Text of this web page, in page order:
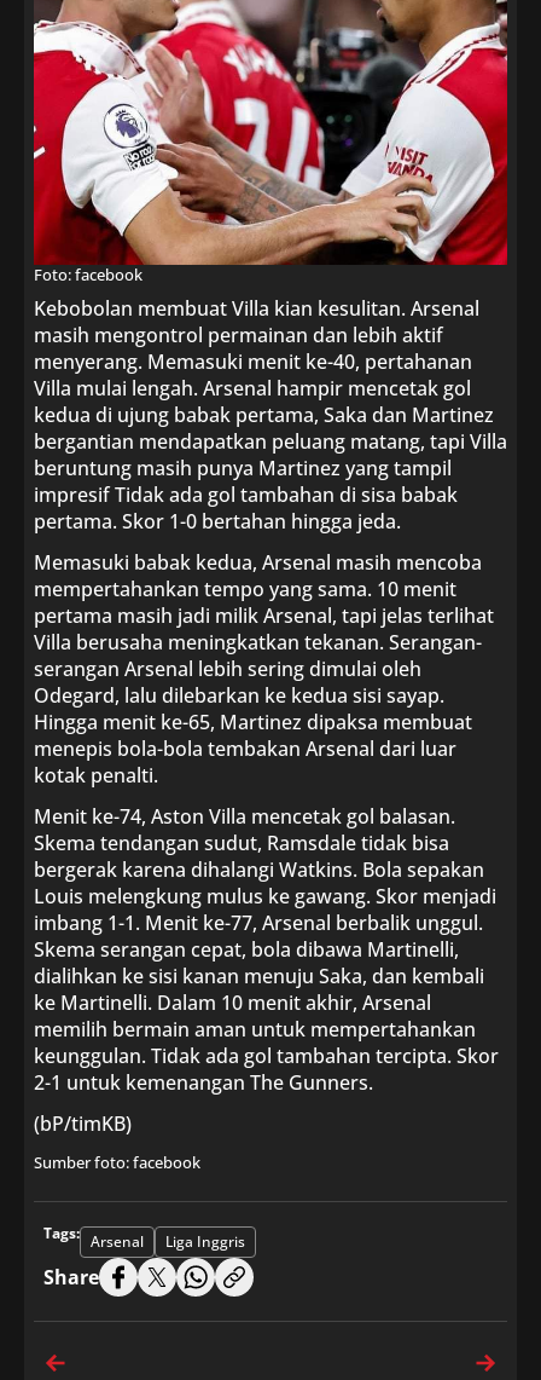
Foto: facebook
Kebobolan membuat Villa kian kesulitan. Arsenal
masih mengontrol permainan dan lebih aktif
menyerang. Memasuki menit ke-40, pertahanan
Villa mulai lengah. Arsenal hampir mencetak gol
kedua di ujung babak pertama, Saka dan Martinez
bergantian mendapatkan peluang matang, tapi Villa
beruntung masih punya Martinez yang tampil
impresif Tidak ada gol tambahan di sisa babak
pertama. Skor 1-0 bertahan hingga jeda.
Memasuki babak kedua, Arsenal masih mencoba
mempertahankan tempo yang sama. 10 menit
pertama masih jadi milik Arsenal, tapi jelas terlihat
Villa berusaha meningkatkan tekanan. Serangan-
serangan Arsenal lebih sering dimulai oleh
Odegard, lalu dilebarkan ke kedua sisi sayap.
Hingga menit ke-65, Martinez dipaksa membuat
menepis bola-bola tembakan Arsenal dari luar
kotak penalti.
Menit ke-74, Aston Villa mencetak gol balasan.
Skema tendangan sudut, Ramsdale tidak bisa
bergerak karena dihalangi Watkins. Bola sepakan
Louis melengkung mulus ke gawang. Skor menjadi
imbang 1-1. Menit ke-77, Arsenal berbalik unggul.
Skema serangan cepat, bola dibawa Martinelli,
dialihkan ke sisi kanan menuju Saka, dan kembali
ke Martinelli. Dalam 10 menit akhir, Arsenal
memilih bermain aman untuk mempertahankan
keunggulan. Tidak ada gol tambahan tercipta. Skor
2-1 untuk kemenangan The Gunners.
(bP/timKB)
Sumber foto: facebook
Tags: Arsenal Liga Inggris
Share